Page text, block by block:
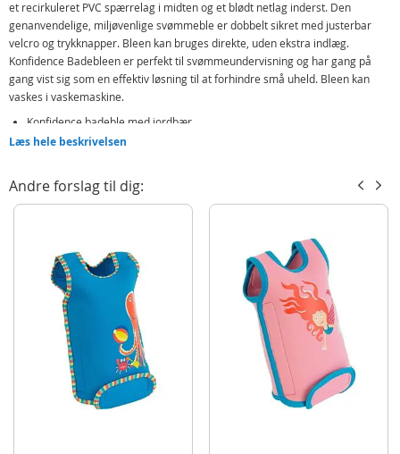
et recirkuleret PVC spærrelag i midten og et blødt netlag inderst. Den
genanvendelige, miljøvenlige svømmeble er dobbelt sikret med justerbar
velcro og trykknapper. Bleen kan bruges direkte, uden ekstra indlæg.
Konfidence Badebleen er perfekt til svømmeundervisning og har gang på
gang vist sig som en effektiv løsning til at forhindre små uheld. Bleen kan
vaskes i vaskemaskine.
Konfidence badeble med jordbær
Med justerbar velcro og trykknapper
Indeholder:
Detaljer:
Mønster: Jordbær
Stof: Polyester/Recirkuleret PVC/net
Alder: 3 - 30 mdr.
Kan maskinvaskes
Produktdetaljer
Læs hele beskrivelsen
Andre forslag til dig: